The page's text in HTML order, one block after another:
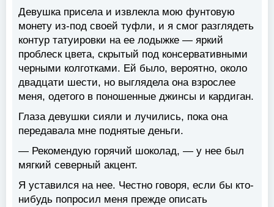
Девушка присела и извлекла мою фунтовую
монету из-под своей туфли, и я смог разглядеть
контур татуировки на ее лодыжке — яркий
проблеск цвета, скрытый под консервативными
черными колготками. Ей было, вероятно, около
двадцати шести, но выглядела она взрослее
меня, одетого в поношенные джинсы и кардиган.
Глаза девушки сияли и лучились, пока она
передавала мне поднятые деньги.
— Рекомендую горячий шоколад, — у нее был
мягкий северный акцент.
Я уставился на нее. Честно говоря, если бы кто-
нибудь попросил меня прежде описать